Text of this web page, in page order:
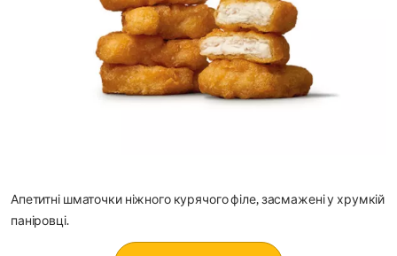
Апетитні шматочки ніжного курячого філе, засмажені у хрумкій
паніровці.